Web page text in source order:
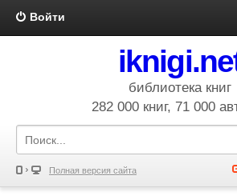
Войти
библиотека книг
282 000 книг, 71 000
Полная версия сайта